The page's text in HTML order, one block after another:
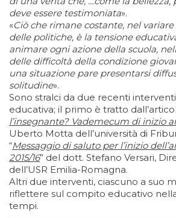
deve essere testimoniata».
«Ciò che rimane costante, nel
delle politiche, è la tensione
animare ogni azione della scuola,
delle difficoltà della condizione
una situazione pare presentarsi
solitudine».
Sono stralci da due recenti
educativa; il primo è tratto
l’insegnante? Vademecum di inizio
Uberto Motta dell’università di
“Messaggio di saluto per l’inizio
2015/16” del dott. Stefano Versari,
dell’USR Emilia-Romagna.
Altri due interventi, ciascuno a suo
riflettere sul compito educativo
tempi.